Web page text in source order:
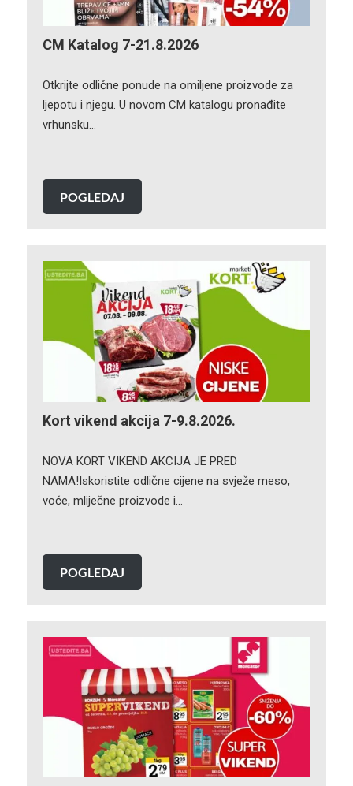
CM Katalog 7-21.8.2026
Otkrijte odlične ponude na omiljene proizvode za
ljepotu i njegu. U novom CM katalogu pronađite
vrhunsku…
POGLEDAJ
Kort vikend akcija 7-9.8.2026.
NOVA KORT VIKEND AKCIJA JE PRED
NAMA!Iskoristite odlične cijene na svježe meso,
voće, mliječne proizvode i…
POGLEDAJ